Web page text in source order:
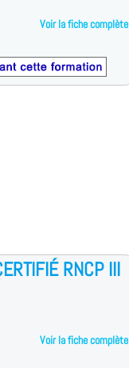
Voir la fiche complète
RNCP III
Voir la fiche complète